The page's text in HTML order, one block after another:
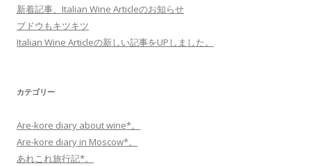
新着記事、Italian Wine Articleのお知らせ
ブドウもキツキツ
Italian Wine Articleの新しい記事をUPしました。
カテゴリー
Are-kore diary about wine*。
Are-kore diary in Moscow*。
あれこれ旅行記*。